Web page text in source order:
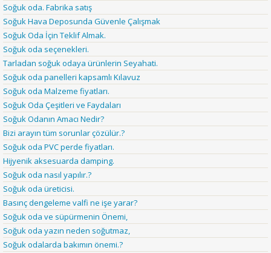
Soğuk oda. Fabrika satış
Soğuk Hava Deposunda Güvenle Çalışmak
Soğuk Oda İçin Teklif Almak.
Soğuk oda seçenekleri.
Tarladan soğuk odaya ürünlerin Seyahati.
Soğuk oda panelleri kapsamlı Kılavuz
Soğuk oda Malzeme fiyatları.
Soğuk Oda Çeşitleri ve Faydaları
Soğuk Odanın Amacı Nedir?
Bizi arayın tüm sorunlar çözülür.?
Soğuk oda PVC perde fiyatları.
Hijyenik aksesuarda damping.
Soğuk oda nasıl yapılır.?
Soğuk oda üreticisi.
Basınç dengeleme valfi ne işe yarar?
Soğuk oda ve süpürmenin Önemi,
Soğuk oda yazın neden soğutmaz,
Soğuk odalarda bakımın önemi.?